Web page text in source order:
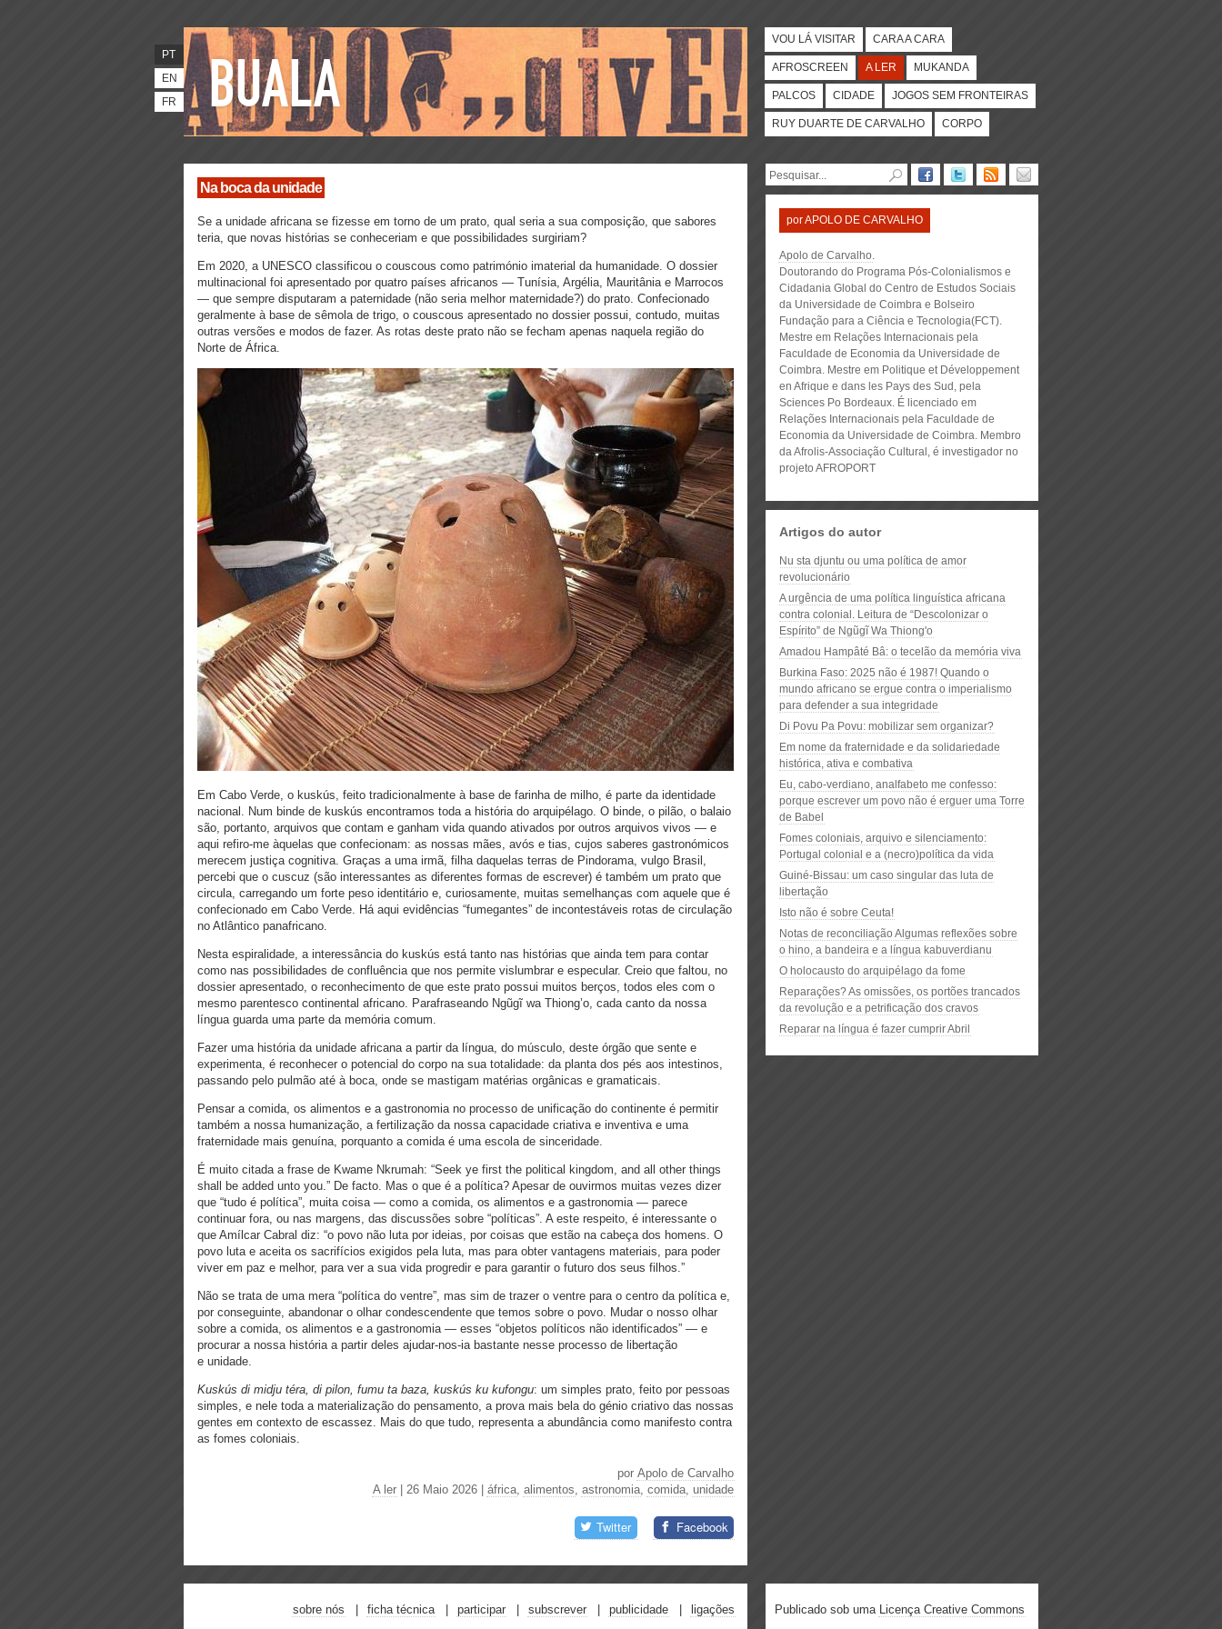
PT
EN
FR
VOU LÁ VISITAR CARA A CARA
AFROSCREEN A LER MUKANDA
PALCOS CIDADE JOGOS SEM FRONTEIRAS
RUY DUARTE DE CARVALHO CORPO
Na boca da unidade
Se a unidade africana se fizesse em torno de um prato, qual seria a sua composição, que sabores
teria, que novas histórias se conheceriam e que possibilidades surgiriam?
Em 2020, a UNESCO classificou o couscous como património imaterial da humanidade. O dossier
multinacional foi apresentado por quatro países africanos — Tunísia, Argélia, Mauritânia e Marrocos
— que sempre disputaram a paternidade (não seria melhor maternidade?) do prato. Confecionado
geralmente à base de sêmola de trigo, o couscous apresentado no dossier possui, contudo, muitas
outras versões e modos de fazer. As rotas deste prato não se fecham apenas naquela região do
Norte de África.
Em Cabo Verde, o kuskús, feito tradicionalmente à base de farinha de milho, é parte da identidade
nacional. Num binde de kuskús encontramos toda a história do arquipélago. O binde, o pilão, o balaio
são, portanto, arquivos que contam e ganham vida quando ativados por outros arquivos vivos — e
aqui refiro-me àquelas que confecionam: as nossas mães, avós e tias, cujos saberes gastronómicos
merecem justiça cognitiva. Graças a uma irmã, filha daquelas terras de Pindorama, vulgo Brasil,
percebi que o cuscuz (são interessantes as diferentes formas de escrever) é também um prato que
circula, carregando um forte peso identitário e, curiosamente, muitas semelhanças com aquele que é
confecionado em Cabo Verde. Há aqui evidências “fumegantes” de incontestáveis rotas de circulação
no Atlântico panafricano.
Nesta espiralidade, a interessância do kuskús está tanto nas histórias que ainda tem para contar
como nas possibilidades de confluência que nos permite vislumbrar e especular. Creio que faltou, no
dossier apresentado, o reconhecimento de que este prato possui muitos berços, todos eles com o
mesmo parentesco continental africano. Parafraseando Ngũgĩ wa Thiong’o, cada canto da nossa
língua guarda uma parte da memória comum.
Fazer uma história da unidade africana a partir da língua, do músculo, deste órgão que sente e
experimenta, é reconhecer o potencial do corpo na sua totalidade: da planta dos pés aos intestinos,
passando pelo pulmão até à boca, onde se mastigam matérias orgânicas e gramaticais.
Pensar a comida, os alimentos e a gastronomia no processo de unificação do continente é permitir
também a nossa humanização, a fertilização da nossa capacidade criativa e inventiva e uma
fraternidade mais genuína, porquanto a comida é uma escola de sinceridade.
É muito citada a frase de Kwame Nkrumah: “Seek ye first the political kingdom, and all other things
shall be added unto you.” De facto. Mas o que é a política? Apesar de ouvirmos muitas vezes dizer
que “tudo é política”, muita coisa — como a comida, os alimentos e a gastronomia — parece
continuar fora, ou nas margens, das discussões sobre “políticas”. A este respeito, é interessante o
que Amílcar Cabral diz: “o povo não luta por ideias, por coisas que estão na cabeça dos homens. O
povo luta e aceita os sacrifícios exigidos pela luta, mas para obter vantagens materiais, para poder
viver em paz e melhor, para ver a sua vida progredir e para garantir o futuro dos seus filhos.”
Não se trata de uma mera “política do ventre”, mas sim de trazer o ventre para o centro da política e,
por conseguinte, abandonar o olhar condescendente que temos sobre o povo. Mudar o nosso olhar
sobre a comida, os alimentos e a gastronomia — esses “objetos políticos não identificados” — e
procurar a nossa história a partir deles ajudar-nos-ia bastante nesse processo de libertação
e unidade.
Kuskús di midju téra, di pilon, fumu ta baza, kuskús ku kufongu: um simples prato, feito por pessoas
simples, e nele toda a materialização do pensamento, a prova mais bela do génio criativo das nossas
gentes em contexto de escassez. Mais do que tudo, representa a abundância como manifesto contra
as fomes coloniais.
por Apolo de Carvalho
A ler | 26 Maio 2026 áfrica, alimentos, astronomia, comida, unidade
Twitter Facebook
porAPOLO DE CARVALHO
Apolo de Carvalho.
Doutorando do Programa Pós-Colonialismos e
Cidadania Global do Centro de Estudos Sociais
da Universidade de Coimbra e Bolseiro
Fundação para a Ciência e Tecnologia(FCT).
Mestre em Relações Internacionais pela
Faculdade de Economia da Universidade de
Coimbra. Mestre em Politique et Développement
en Afrique e dans les Pays des Sud, pela
Sciences Po Bordeaux. É licenciado em
Relações Internacionais pela Faculdade de
Economia da Universidade de Coimbra. Membro
da Afrolis-Associação Cultural, é investigador no
projeto AFROPORT
Artigos do autor
Nu sta djuntu ou uma política de amor
revolucionário
A urgência de uma política linguística africana
contra colonial. Leitura de “Descolonizar o
Espírito” de Ngũgĩ Wa Thiong'o
Amadou Hampâté Bâ: o tecelão da memória viva
Burkina Faso: 2025 não é 1987! Quando o
mundo africano se ergue contra o imperialismo
para defender a sua integridade
Di Povu Pa Povu: mobilizar sem organizar?
Em nome da fraternidade e da solidariedade
histórica, ativa e combativa
Eu, cabo-verdiano, analfabeto me confesso:
porque escrever um povo não é erguer uma Torre
de Babel
Fomes coloniais, arquivo e silenciamento:
Portugal colonial e a (necro)política da vida
Guiné-Bissau: um caso singular das luta de
libertação
Isto não é sobre Ceuta!
Notas de reconciliação Algumas reflexões sobre
o hino, a bandeira e a língua kabuverdianu
O holocausto do arquipélago da fome
Reparações? As omissões, os portões trancados
da revolução e a petrificação dos cravos
Reparar na língua é fazer cumprir Abril
sobre nós ficha técnica participar subscrever publicidade ligações Publicado sob uma Licença Creative Commons